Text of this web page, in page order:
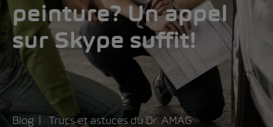
peinture? Un appel
sur Skype suffit!
Blog Trucs et astuces du Dr. AMAG